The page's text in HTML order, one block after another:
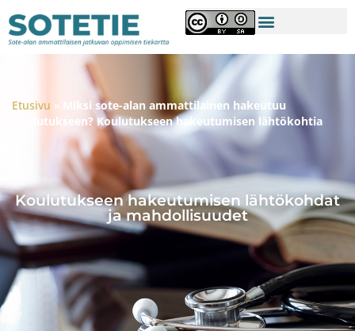
Etusivu »
Miksi sote-alan ammattilainen hakeutuu
koulutukseen? Koulutukseen hakeutumisen lähtökohtia
Koulutukseen hakeutumisen lähtökohdat
ja mahdollisuudet